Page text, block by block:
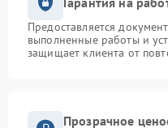
Предоставляется
выполненные работы и
защищает клиента от
Прозрачное